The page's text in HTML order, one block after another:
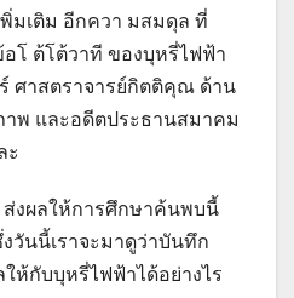
พิ่มเติม อีกควา มสมดุล ที่
โ ต้โต้วาที ของบุหรี่ไฟฟ้า
ศาสตราจารย์กิตติคุณ ด้าน
พ และอดีตประธานสมาคม
ะ
ส่งผลให้การศึกษาค้นพบนี้
วันนี้เราจะมาดูว่าบันทึก
ให้กับบุหรี่ไฟฟ้าได้อย่างไร